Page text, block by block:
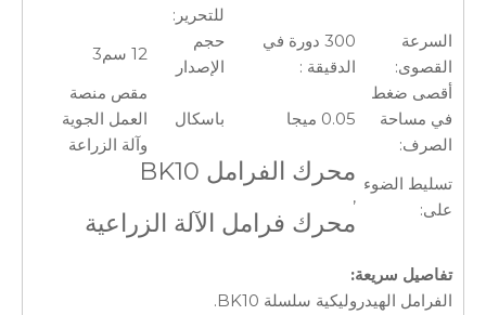
للتحرير:
السرعة
القصوى:
300 دورة في
الدقيقة :
حجم
الإصدار
12 سم3
أقصى ضغط
في مساحة
الصرف:
0.05 ميجا باسكال
مقص منصة
العمل الجوية
وآلة الزراعة
تسليط الضوء
على:
محرك الفرامل BK10
,
محرك فرامل الآلة الزراعية
تفاصيل سريعة:
الفرامل الهيدروليكية سلسلة BK10.